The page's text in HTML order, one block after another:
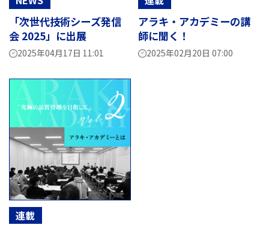
「次世代技術シーズ発信
会 2025」に出展
2025年04月17日 11:01
アラキ・アカデミーの講
師に聞く！
2025年02月20日 07:00
連載